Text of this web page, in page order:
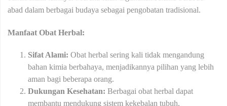
abad dalam berbagai budaya sebagai pengobatan tradisional.
Manfaat Obat Herbal:
Sifat Alami: Obat herbal sering kali tidak mengandung
bahan kimia berbahaya, menjadikannya pilihan yang lebih
aman bagi beberapa orang.
Dukungan Kesehatan: Berbagai obat herbal dapat
membantu mendukung sistem kekebalan tubuh,